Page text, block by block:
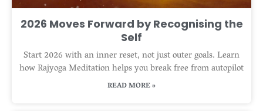
2026 Moves Forward by Recognising the
Self
Start 2026 with an inner reset, not just outer goals. Learn
how Rajyoga Meditation helps you break free from autopilot
READ MORE »